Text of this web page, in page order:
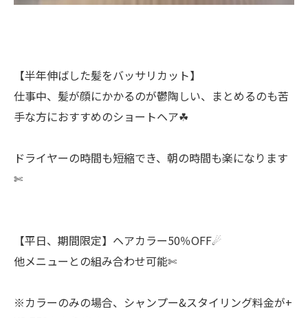
【半年伸ばした髪をバッサリカット】
仕事中、髪が顔にかかるのが鬱陶しい、まとめるのも苦
手な方におすすめのショートヘア☘︎
ドライヤーの時間も短縮でき、朝の時間も楽になります
✄
【平日、期間限定】ヘアカラー50％OFF☄︎
他メニューとの組み合わせ可能✄
※カラーのみの場合、シャンプー&スタイリング料金が+